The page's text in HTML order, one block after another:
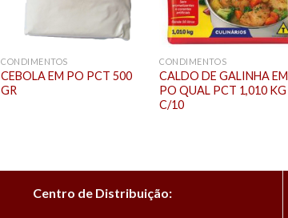
CONDIMENTOS
CEBOLA EM PO PCT 500
GR
CONDIMENTOS
CALDO DE GALINHA EM
PO QUAL PCT 1,010 KG
C/10
Centro de Distribuição: